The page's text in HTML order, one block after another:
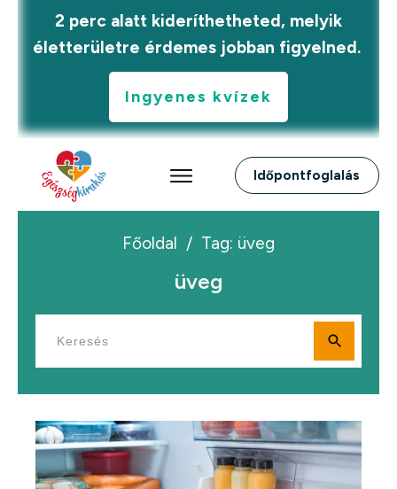
2 perc alatt kideríthetheted, melyik
életterületre érdemes jobban figyelned.
Ingyenes kvízek
Időpontfoglalás
Főoldal / Tag: üveg
üveg